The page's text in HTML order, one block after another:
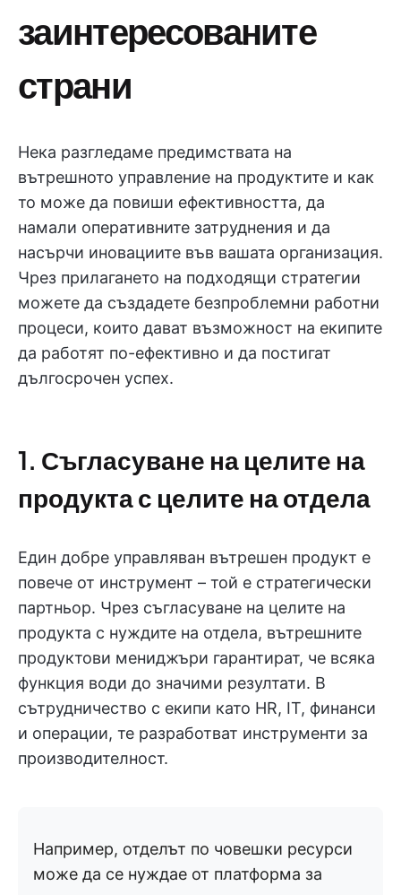
заинтересованите
страни
Нека разгледаме предимствата на
вътрешното управление на продуктите и как
то може да повиши ефективността, да
намали оперативните затруднения и да
насърчи иновациите във вашата организация.
Чрез прилагането на подходящи стратегии
можете да създадете безпроблемни работни
процеси, които дават възможност на екипите
да работят по-ефективно и да постигат
дългосрочен успех.
1. Съгласуване на целите на
продукта с целите на отдела
Един добре управляван вътрешен продукт е
повече от инструмент – той е стратегически
партньор. Чрез съгласуване на целите на
продукта с нуждите на отдела, вътрешните
продуктови мениджъри гарантират, че всяка
функция води до значими резултати. В
сътрудничество с екипи като HR, IT, финанси
и операции, те разработват инструменти за
производителност.
Например, отделът по човешки ресурси
може да се нуждае от платформа за